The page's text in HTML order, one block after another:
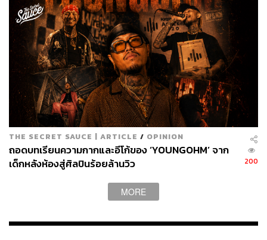
THE SECRET SAUCE | ARTICLE / OPINION
ถอดบทเรียนความกากและอีโก้ของ ‘YOUNGOHM’ จาก
เด็กหลังห้องสู่ศิลปินร้อยล้านวิว
200
MORE